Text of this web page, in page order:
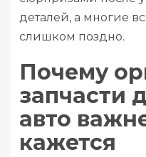
деталей, а многие
слишком поздно.
Почему
запчасти
авто
кажется